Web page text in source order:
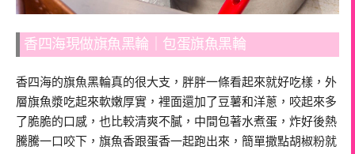
香四海現做旗魚黑輪｜包蛋旗魚黑輪
香四海的旗魚黑輪真的很大支，胖胖一條看起來就好吃樣，外
層旗魚漿吃起來軟嫩厚實，裡面還加了豆薯和洋蔥，咬起來多
了脆脆的口感，也比較清爽不膩，中間包著水煮蛋，炸好後熱
騰騰一口咬下，旗魚香跟蛋香一起跑出來，簡單撒點胡椒粉就